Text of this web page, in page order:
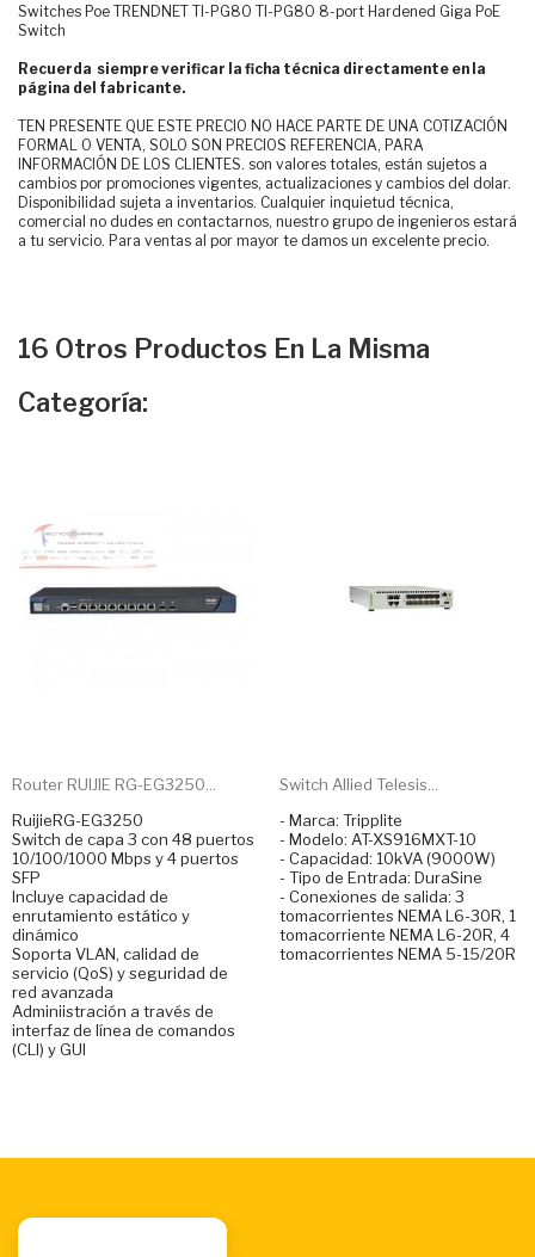
Switches Poe TRENDNET TI-PG80 TI-PG80 8-port Hardened Giga PoE
Switch
Recuerda siempre verificar la ficha técnica directamente en la
página del fabricante.
TEN PRESENTE QUE ESTE PRECIO NO HACE PARTE DE UNA COTIZACIÓN
FORMAL O VENTA, SOLO SON PRECIOS REFERENCIA, PARA
INFORMACIÓN DE LOS CLIENTES. son valores totales, están sujetos a
cambios por promociones vigentes, actualizaciones y cambios del dolar.
Disponibilidad sujeta a inventarios. Cualquier inquietud técnica,
comercial no dudes en contactarnos, nuestro grupo de ingenieros estará
a tu servicio. Para ventas al por mayor te damos un excelente precio.
16 Otros Productos En La Misma
Categoría:
Router RUIJIE RG-EG3250...
RuijieRG-EG3250
Switch de capa 3 con 48 puertos
10/100/1000 Mbps y 4 puertos
SFP
Incluye capacidad de
enrutamiento estático y
dinámico
Soporta VLAN, calidad de
servicio (QoS) y seguridad de
red avanzada
Adminiistración a través de
interfaz de línea de comandos
(CLI) y GUI
Switch Allied Telesis...
- Marca: Tripplite
- Modelo: AT-XS916MXT-10
- Capacidad: 10kVA (9000W)
- Tipo de Entrada: DuraSine
- Conexiones de salida: 3
tomacorrientes NEMA L6-30R, 1
tomacorriente NEMA L6-20R, 4
tomacorrientes NEMA 5-15/20R